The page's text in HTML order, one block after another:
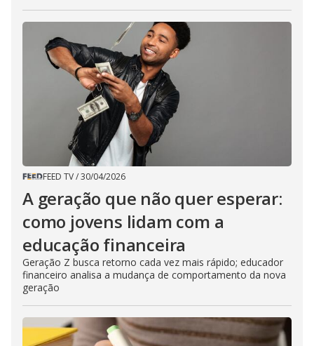
FEED TV/30/04/2026
A geração que não quer esperar:
como jovens lidam com a
educação financeira
Geração Z busca retorno cada vez mais rápido; educador
financeiro analisa a mudança de comportamento da nova
geração